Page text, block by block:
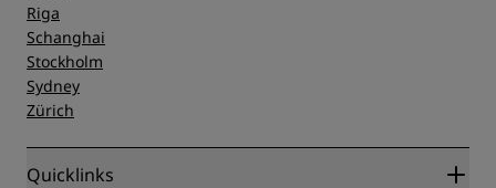
Riga
Schanghai
Stockholm
Sydney
Zürich
Quicklinks